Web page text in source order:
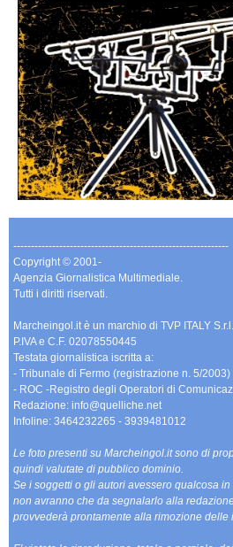
-------------------------------------------------------------
Copyright © 2001-
Agenzia Giornalistica Multimediale.
Tutti i diritti riservati.
Marcheingol.it è un marchio di TVP ITALY
P.IVA e C.F. 02078550445
Testata giornalistica iscritta a:
- Tribunale di Fermo (registrazione n. 5/2003)
- ROC -Registro degli Operatori di
Redazione: info@quelliche.net
Infoline: 3464232265 - 3939481012
Le foto presenti su Marcheingol.it sono di
quindi valutate di pubblico dominio.
Se i soggetti o gli autori avessero qualcosa
non avranno che da segnalarlo alla
provvederà prontamente alla rimozione delle